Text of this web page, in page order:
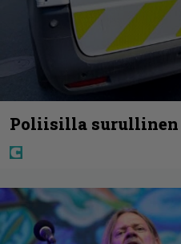
Poliisilla surullinen